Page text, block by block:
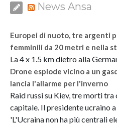
News Ansa
Europei di nuoto, tre argenti
femminili da 20 metri e nella
La 4 x 1.5 km dietro alla
Drone esplode vicino a un
lancia l'allarme per l'inverno
Raid russi su Kiev, tre morti
capitale. Il presidente ucraino
'L'Ucraina non ha più centrali